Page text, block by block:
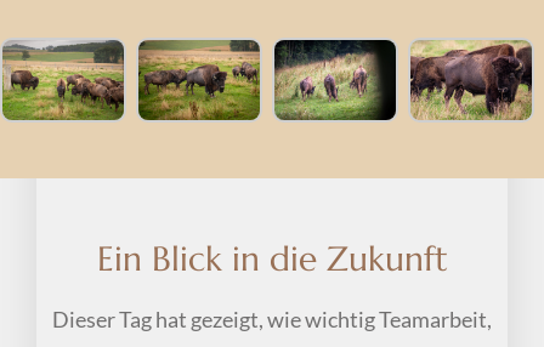
Ein Blick in die Zukunft
Dieser Tag hat gezeigt, wie wichtig Teamarbeit,